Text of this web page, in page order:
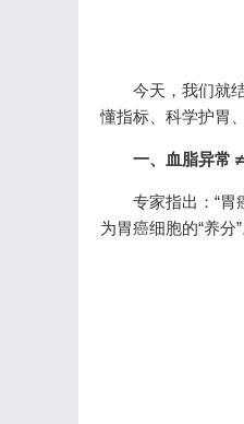
今天，我们就
懂指标、科学护胃
一、血脂异常
专家指出：“
为胃癌细胞的“养分”